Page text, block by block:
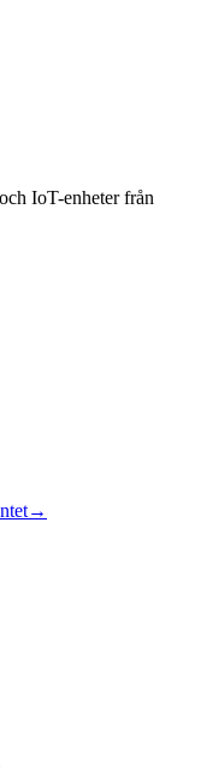
IoT-enheter från
→